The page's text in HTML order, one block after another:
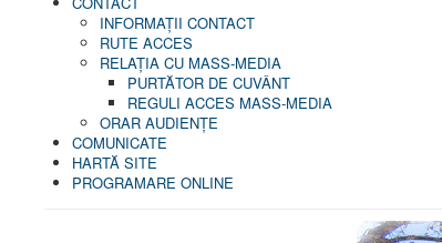
INFORMAŢII CONTACT
RUTE ACCES
RELAȚIA CU MASS-MEDIA
PURTĂTOR DE CUVÂNT
REGULI ACCES MASS-MEDIA
ORAR AUDIENŢE
COMUNICATE
HARTĂ SITE
PROGRAMARE ONLINE